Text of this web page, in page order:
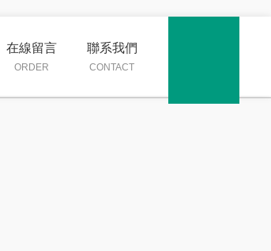
在線留言
ORDER
聯系我們
CONTACT